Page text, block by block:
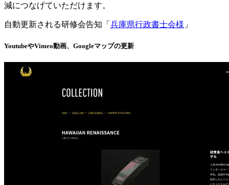
減につなげていただけます。
自動更新される研修会告知「 兵庫県行政書士会様 」
YoutubeやVimeo動画、Googleマップの更新